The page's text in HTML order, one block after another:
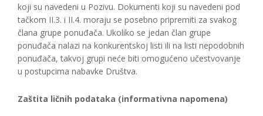
koji su navedeni u Pozivu. Dokumenti koji su navedeni pod
tačkom II.3. i II.4. moraju se posebno pripremiti za svakog
člana grupe ponuđača. Ukoliko se jedan član grupe
ponuđača nalazi na konkurentskoj listi ili na listi nepodobnih
ponuđača, takvoj grupi neće biti omogućeno učestvovanje
u postupcima nabavke Društva.
Zaštita ličnih podataka (informativna napomena)